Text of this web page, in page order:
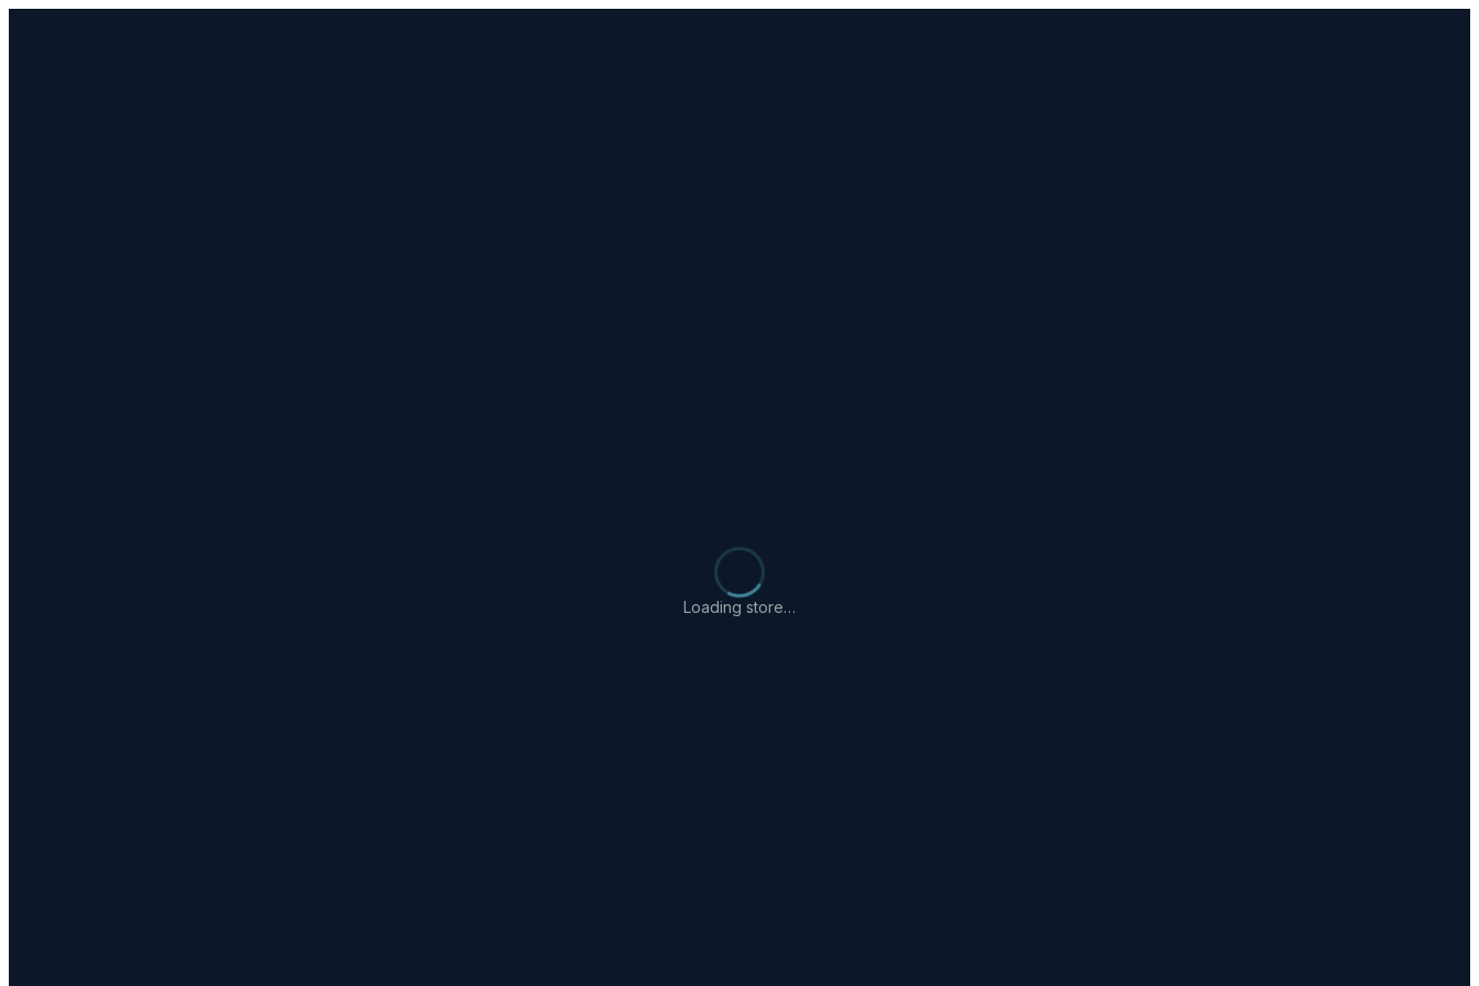
Loading store…